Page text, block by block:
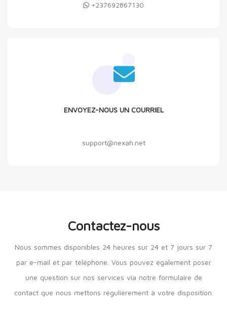
+237692867130
ENVOYEZ-NOUS UN COURRIEL
support@nexah.net
Contactez-nous
Nous sommes disponibles 24 heures sur 24 et 7 jours sur 7
par e-mail et par téléphone. Vous pouvez également poser
une question sur nos services via notre formulaire de
contact que nous mettons régulièrement à votre disposition.